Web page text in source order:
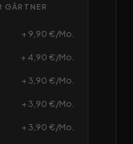
GÄRTNER
+ 9,90 €/Mo.
+ 4,90 €/Mo.
+ 3,90 €/Mo.
+ 3,90 €/Mo.
+ 3,90 €/Mo.